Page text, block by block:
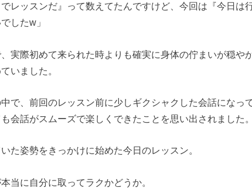
でレッスンだ』って数えてたんですけど、今回は『今日は
したw」
実際初めて来られた時よりも確実に身体の佇まいが穏や
いました。
で、前回のレッスン前に少しギクシャクした会話になっ
会話がスムーズで楽しくできたことを思い出されました。
た姿勢をきっかけに始めた今日のレッスン。
当に自分に取ってラクかどうか。